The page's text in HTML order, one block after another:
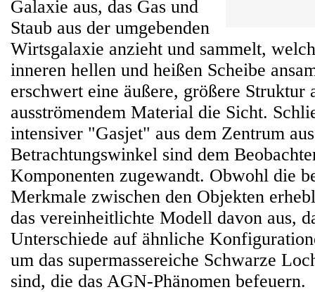
Galaxie aus, das Gas und
Staub aus der umgebenden
Wirtsgalaxie anzieht und sammelt,
inneren hellen und heißen Scheibe
erschwert eine äußere, größere Struktur
ausströmendem Material die Sicht.
intensiver "Gasjet" aus dem Zentrum
Betrachtungswinkel sind dem
Komponenten zugewandt. Obwohl die
Merkmale zwischen den Objekten
das vereinheitlichte Modell davon aus,
Unterschiede auf ähnliche
um das supermassereiche Schwarze
sind, die das AGN-Phänomen befeuern.